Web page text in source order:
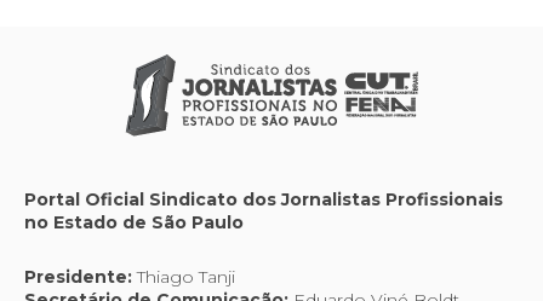
Portal Oficial Sindicato dos Jornalistas Profissionais
no Estado de São Paulo
Presidente:Thiago Tanji